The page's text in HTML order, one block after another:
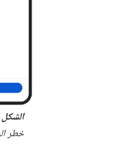
الشكل
خطر